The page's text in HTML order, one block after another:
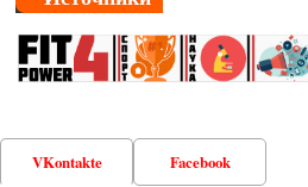
VKontakte Facebook